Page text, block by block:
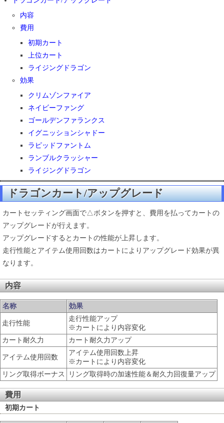
内容
費用
初期カート
上位カート
ライジングドラゴン
効果
クリムゾンファイア
ネイビーファング
ゴールデンファランクス
イグニッションシャドー
ラピッドファントム
ランブルクラッシャー
ライジングドラゴン
ドラゴンカート/アップグレード
カートセッティング画面で△ボタンを押すと、費用を払ってカートの
アップグレードが行えます。
アップグレードするとカートの性能が上昇します。
走行性能とアイテム使用回数はカートによりアップグレード効果が異
なります。
内容
名称 効果
走行性能
走行性能アップ
※カートにより内容変化
カート耐久力
カート耐久力アップ
アイテム使用回数
アイテム使用回数上昇
※カートにより内容変化
リング取得ボーナス
リング取得時の加速性能＆耐久力回復量アップ
費用
初期カート